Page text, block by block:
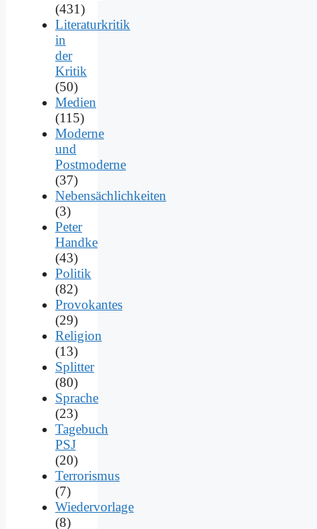
(431)
Literaturkritik
in
der
Kritik
(50)
Medien
(115)
Moderne
und
Postmoderne
(37)
Nebensächlichkeiten
(3)
Peter
Handke
(43)
Politik
(82)
Provokantes
(29)
Religion
(13)
Splitter
(80)
Sprache
(23)
Tagebuch
PSJ
(20)
Terrorismus
(7)
Wiedervorlage
(8)